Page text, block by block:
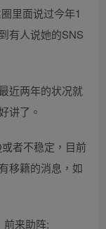
里面说过今年1
有人说她的SNS
近两年的状况就
讲了。
或者不稳定，目前
移籍的消息，如
前来助阵;